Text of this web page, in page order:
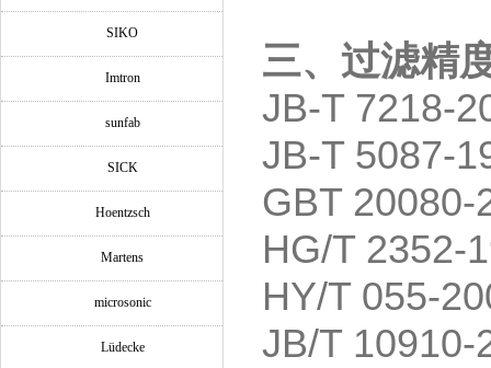
SIKO
Imtron
sunfab
SICK
Hoentzsch
Martens
microsonic
Lüdecke
三、过滤精
JB-T 7218-
JB-T 5087-
GBT
HG/T
HY/T 055-
JB/T